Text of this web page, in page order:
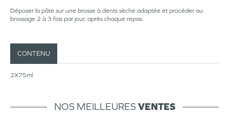
Déposer la pâte sur une brosse à dents sèche adaptée et procéder au
brossage 2 à 3 fois par jour, après chaque repas.
CONTENU
2X75ml
NOS MEILLEURESVENTES